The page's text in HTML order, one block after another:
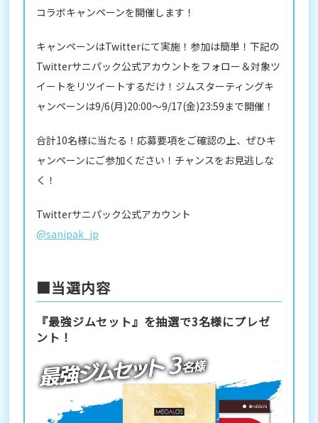
コラボキャンペーンを開催します！
キャンペーンはTwitterにて実施！参加は簡単！下記の
Twitterサニパック公式アカウントをフォロー＆対象ツ
イートをリツイートするだけ！ジムスターティングキ
ャンペーンは9/6(月)20:00～9/17(金)23:59まで開催！
合計10名様に当たる！応募要項をご確認の上、ぜひキ
ャンペーンにご参加ください！チャンスをお見逃しな
く！
Twitterサニパック公式アカウント
@sanipak_jp
■当選内容
『最強ジムセット』を抽選で3名様にプレゼ
ント！